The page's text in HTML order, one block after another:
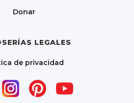
Donar
LEGALES
de privacidad